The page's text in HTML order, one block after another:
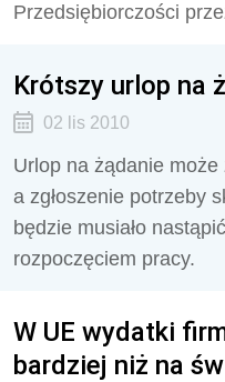
Przedsiębiorczości
Krótszy urlop na
02 lis 2010
Urlop na żądanie
a zgłoszenie potrzeby
będzie musiało
rozpoczęciem pracy.
W UE wydatki
bardziej niż na